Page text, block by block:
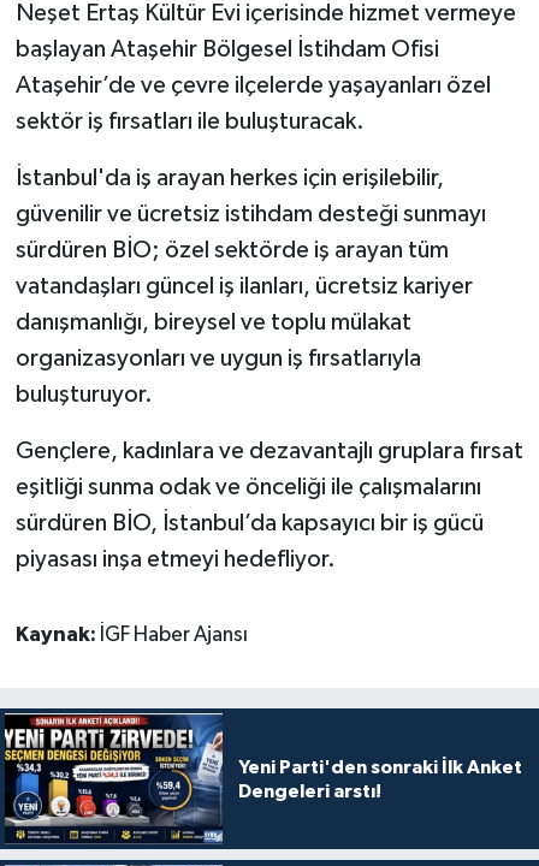
Neşet Ertaş Kültür Evi içerisinde hizmet vermeye
başlayan Ataşehir Bölgesel İstihdam Ofisi
Ataşehir’de ve çevre ilçelerde yaşayanları özel
sektör iş fırsatları ile buluşturacak.
İstanbul'da iş arayan herkes için erişilebilir,
güvenilir ve ücretsiz istihdam desteği sunmayı
sürdüren BİO; özel sektörde iş arayan tüm
vatandaşları güncel iş ilanları, ücretsiz kariyer
danışmanlığı, bireysel ve toplu mülakat
organizasyonları ve uygun iş fırsatlarıyla
buluşturuyor.
Gençlere, kadınlara ve dezavantajlı gruplara fırsat
eşitliği sunma odak ve önceliği ile çalışmalarını
sürdüren BİO, İstanbul’da kapsayıcı bir iş gücü
piyasası inşa etmeyi hedefliyor.
Kaynak: İGF Haber Ajansı
Yeni Parti'den sonraki İlk Anket
Dengeleri arstı!